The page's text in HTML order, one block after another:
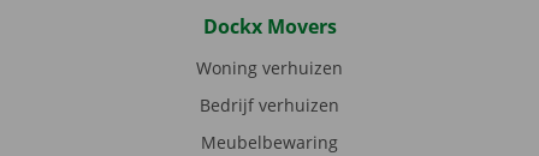
Dockx Movers
Woning verhuizen
Bedrijf verhuizen
Meubelbewaring